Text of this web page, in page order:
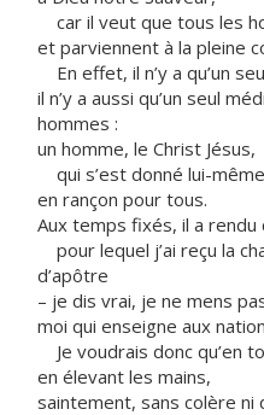
car il veut que tous les
et parviennent à la pleine
En effet, il n’y a qu’un
il n’y a aussi qu’un seul
hommes :
un homme, le Christ Jésus,
qui s’est donné lui-même
en rançon pour tous.
Aux temps fixés, il a rendu
pour lequel j’ai reçu la
d’apôtre
– je dis vrai, je ne mens
moi qui enseigne aux
Je voudrais donc qu’en
en élevant les mains,
saintement, sans colère ni